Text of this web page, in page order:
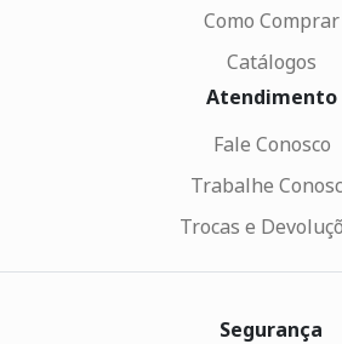
Como Comprar
Catálogos
Atendimento
Fale Conosco
Trabalhe
Trocas e
Segurança